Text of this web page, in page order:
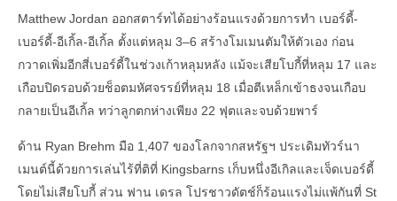
Matthew Jordan ออกสตาร์ทได้อย่างร้อนแรงด้วยการทำ เบอร์ดี้-
เบอร์ดี้-อีเกิ้ล-อีเกิ้ล ตั้งแต่หลุม 3–6 สร้างโมเมนตัมให้ตัวเอง ก่อน
กวาดเพิ่มอีกสี่เบอร์ดี้ในช่วงเก้าหลุมหลัง แม้จะเสียโบกี้ที่หลุม 17 และ
เกือบปิดรอบด้วยช็อตมหัศจรรย์ที่หลุม 18 เมื่อตีเหล็กเข้าธงจนเกือบ
กลายเป็นอีเกิ้ล ทว่าลูกตกห่างเพียง 22 ฟุตและจบด้วยพาร์
ด้าน Ryan Brehm มือ 1,407 ของโลกจากสหรัฐฯ ประเดิมทัวร์นา
เมนต์นี้ด้วยการเล่นไร้ที่ติที่ Kingsbarns เก็บหนึ่งอีเกิลและเจ็ดเบอร์ดี้
โดยไม่เสียโบกี้ ส่วน ฟาน เดรล โปรชาวดัตช์ก็ร้อนแรงไม่แพ้กันที่ St